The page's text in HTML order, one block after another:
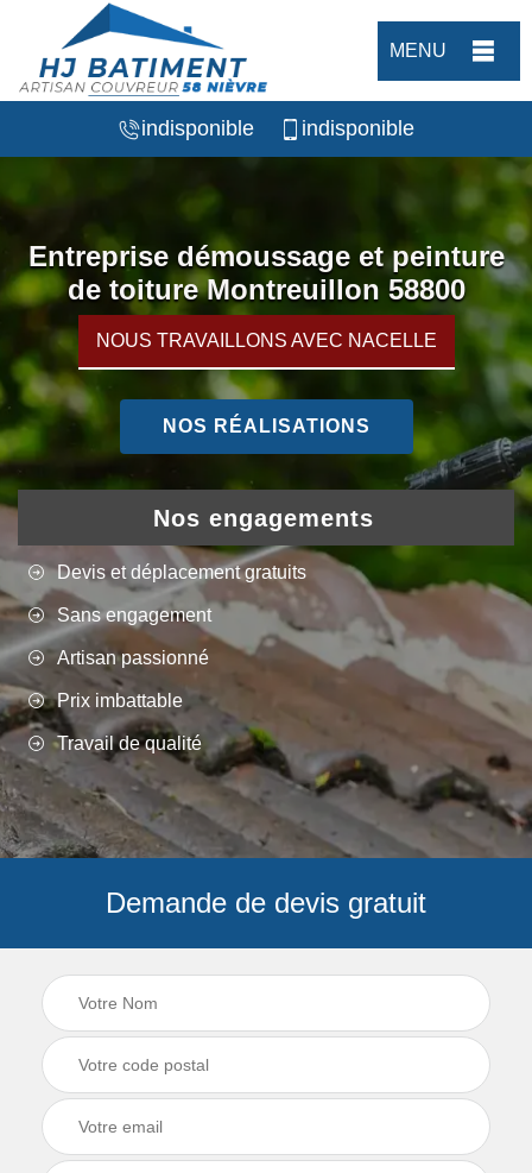
MENU
indisponible indisponible
Entreprise démoussage et peinture
de toiture Montreuillon 58800
NOUS TRAVAILLONS AVEC NACELLE
NOS RÉALISATIONS
Nos engagements
Devis et déplacement gratuits
Sans engagement
Artisan passionné
Prix imbattable
Travail de qualité
Demande de devis gratuit